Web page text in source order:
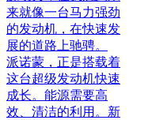
来就像一台马力强劲
的发动机，在快速发
展的道路上驰骋。
派诺蒙，正是搭载着
这台超级发动机快速
成长。能源需要高
效、清洁的利用。新